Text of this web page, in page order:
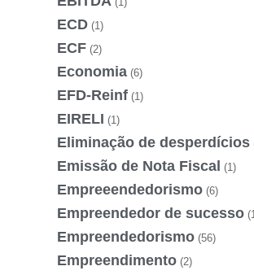
ECD (1)
ECF (2)
Economia (6)
EFD-Reinf (1)
EIRELI (1)
Eliminação de desperdícios
Emissão de Nota Fiscal (1)
Empreeendedorismo (6)
Empreendedor de sucesso
Empreendedorismo (56)
Empreendimento (2)